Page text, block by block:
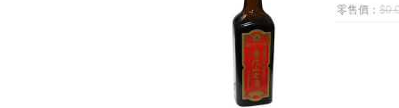
零售價： $